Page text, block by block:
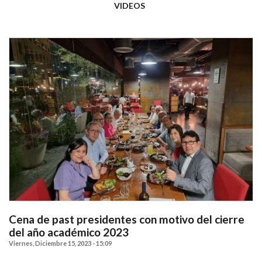
VIDEOS
Cena de past presidentes con motivo del cierre
del año académico 2023
Viernes, Diciembre 15, 2023 - 15:09